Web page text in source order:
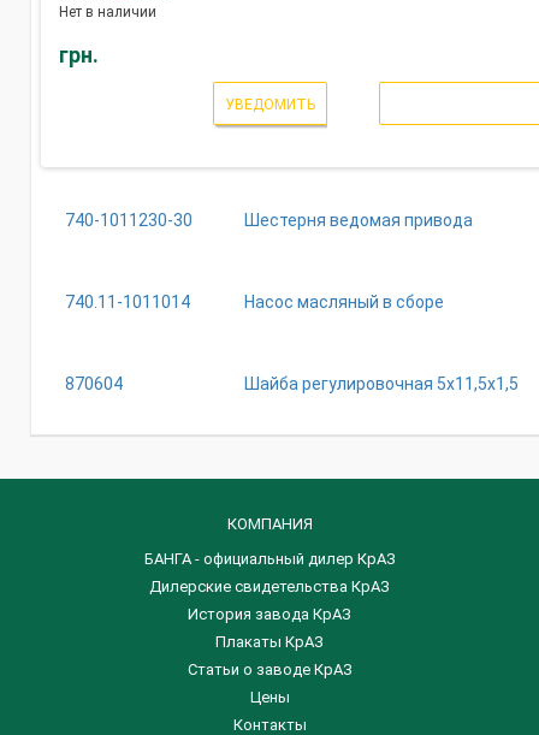
Нет в наличии
грн.
УВЕДОМИТЬ
740-1011230-30 Шестерня ведомая привода
740.11-1011014 Насос масляный в сборе
870604 Шайба регулировочная 5х11,5х1,5
КОМПАНИЯ
БАНГА - официальный дилер КрАЗ
Дилерские свидетельства КрАЗ
История завода КрАЗ
Плакаты КрАЗ
Статьи о заводе КрАЗ
Цены
Контакты